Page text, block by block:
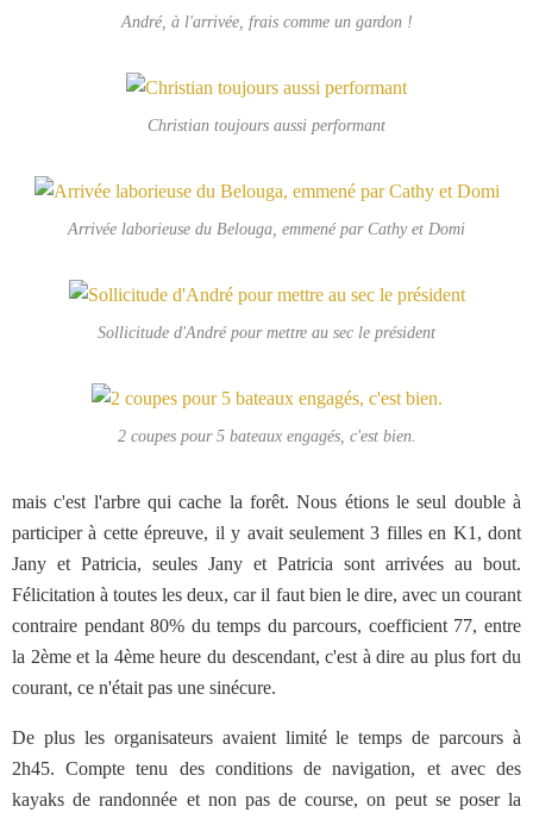
André, à l'arrivée, frais comme un gardon !
Christian toujours aussi performant
Arrivée laborieuse du Belouga, emmené par Cathy et Domi
Sollicitude d'André pour mettre au sec le président
2 coupes pour 5 bateaux engagés, c'est bien.
mais c'est l'arbre qui cache la forêt. Nous étions le seul double à
participer à cette épreuve, il y avait seulement 3 filles en K1, dont
Jany et Patricia, seules Jany et Patricia sont arrivées au bout.
Félicitation à toutes les deux, car il faut bien le dire, avec un courant
contraire pendant 80% du temps du parcours, coefficient 77, entre
la 2ème et la 4ème heure du descendant, c'est à dire au plus fort du
courant, ce n'était pas une sinécure.
De plus les organisateurs avaient limité le temps de parcours à
2h45. Compte tenu des conditions de navigation, et avec des
kayaks de randonnée et non pas de course, on peut se poser la